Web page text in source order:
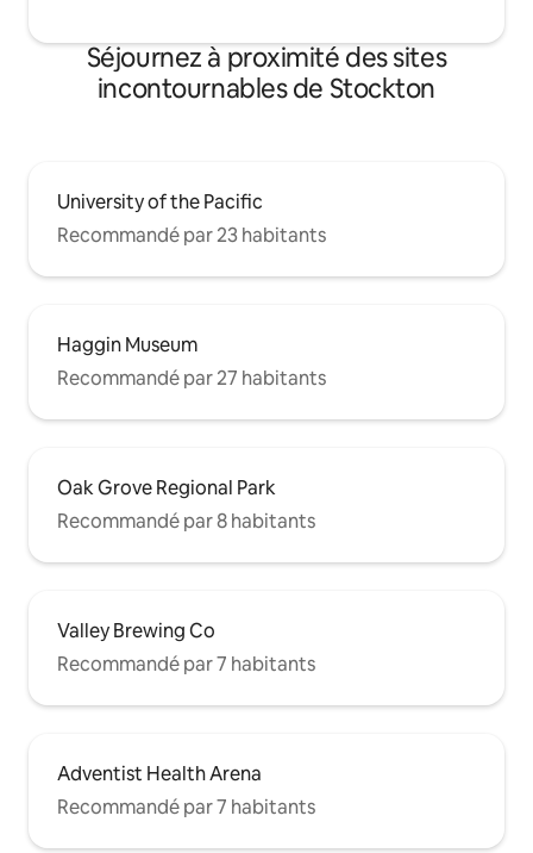
Séjournez à proximité des sites
incontournables de Stockton
University of the Pacific
Recommandé par 23 habitants
Haggin Museum
Recommandé par 27 habitants
Oak Grove Regional Park
Recommandé par 8 habitants
Valley Brewing Co
Recommandé par 7 habitants
Adventist Health Arena
Recommandé par 7 habitants